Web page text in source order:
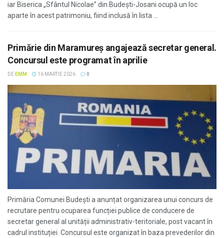
iar Biserica „Sfântul Nicolae” din Budești-Josani ocupă un loc
aparte în acest patrimoniu, fiind inclusă în lista ...
Primărie din Maramureș angajează secretar general.
Concursul este programat în aprilie
DE EMM 16 MARTIE 2026 0
Primăria Comunei Budești a anunțat organizarea unui concurs de
recrutare pentru ocuparea funcției publice de conducere de
secretar general al unității administrativ-teritoriale, post vacant în
cadrul instituției. Concursul este organizat în baza prevederilor din